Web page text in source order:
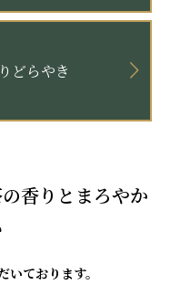
どらやき
香りとまろやか
ております。